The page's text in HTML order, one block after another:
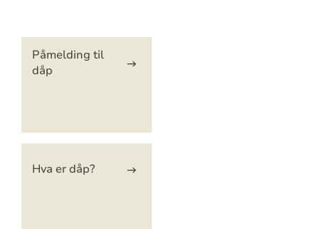
Artikkelsnarveger
Påmelding til
dåp
Hva er dåp?